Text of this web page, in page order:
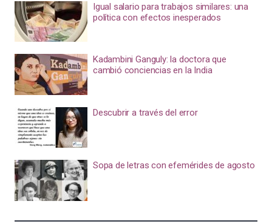
Igual salario para trabajos similares: una
política con efectos inesperados
Kadambini Ganguly: la doctora que
cambió conciencias en la India
Descubrir a través del error
Sopa de letras con efemérides de agosto